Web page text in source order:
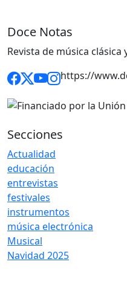
Doce Notas
Revista de música clásica
https://
Secciones
Actualidad
educación
entrevistas
festivales
instrumentos
música electrónica
Musical
Navidad 2025